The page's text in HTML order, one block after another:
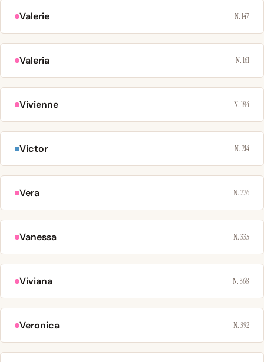
Valerie N. 147
Valeria N. 161
Vivienne N. 184
Victor N. 214
Vera N. 226
Vanessa N. 335
Viviana N. 368
Veronica N. 392